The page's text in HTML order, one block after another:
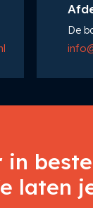
De
laten